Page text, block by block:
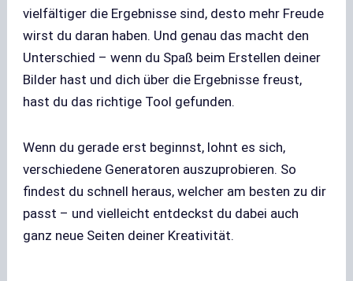
vielfältiger die Ergebnisse sind, desto mehr Freude
wirst du daran haben. Und genau das macht den
Unterschied – wenn du Spaß beim Erstellen deiner
Bilder hast und dich über die Ergebnisse freust,
hast du das richtige Tool gefunden.
Wenn du gerade erst beginnst, lohnt es sich,
verschiedene Generatoren auszuprobieren. So
findest du schnell heraus, welcher am besten zu dir
passt – und vielleicht entdeckst du dabei auch
ganz neue Seiten deiner Kreativität.